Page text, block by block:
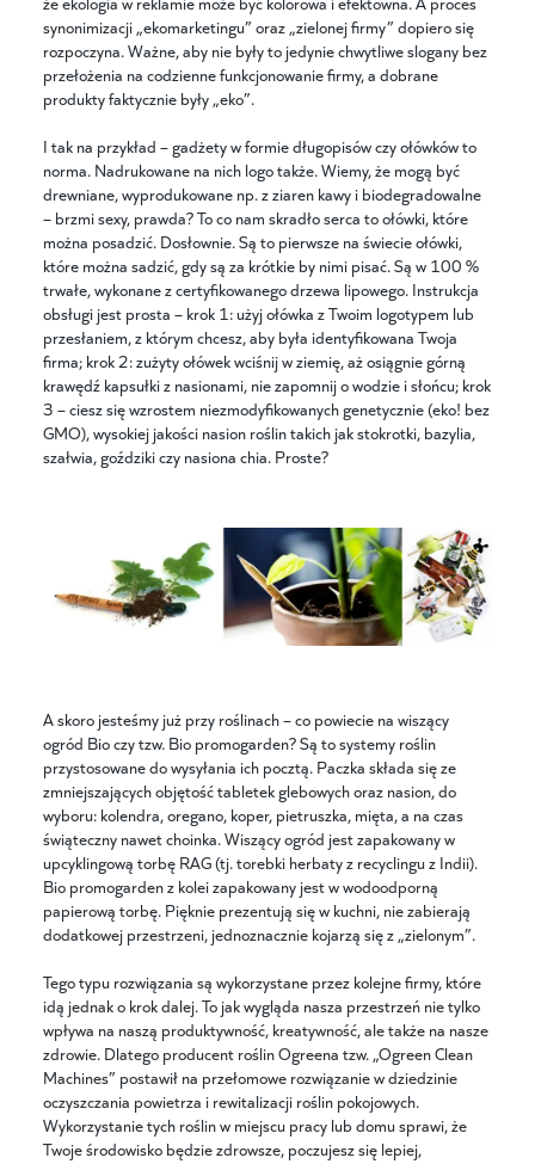
synonimizacji „ekomarketingu” oraz „zielonej firmy” dopiero się
rozpoczyna. Ważne, aby nie były to jedynie chwytliwe slogany bez
przełożenia na codzienne funkcjonowanie firmy, a dobrane
produkty faktycznie były „eko”.
I tak na przykład – gadżety w formie długopisów czy ołówków to
norma. Nadrukowane na nich logo także. Wiemy, że mogą być
drewniane, wyprodukowane np. z ziaren kawy i biodegradowalne
– brzmi sexy, prawda? To co nam skradło serca to ołówki, które
można posadzić. Dosłownie. Są to pierwsze na świecie ołówki,
które można sadzić, gdy są za krótkie by nimi pisać. Są w 100 %
trwałe, wykonane z certyfikowanego drzewa lipowego. Instrukcja
obsługi jest prosta – krok 1: użyj ołówka z Twoim logotypem lub
przesłaniem, z którym chcesz, aby była identyfikowana Twoja
firma; krok 2: zużyty ołówek wciśnij w ziemię, aż osiągnie górną
krawędź kapsułki z nasionami, nie zapomnij o wodzie i słońcu; krok
3 – ciesz się wzrostem niezmodyfikowanych genetycznie (eko! bez
GMO), wysokiej jakości nasion roślin takich jak stokrotki, bazylia,
szałwia, goździki czy nasiona chia. Proste?
A skoro jesteśmy już przy roślinach – co powiecie na wiszący
ogród Bio czy tzw. Bio promogarden? Są to systemy roślin
przystosowane do wysyłania ich pocztą. Paczka składa się ze
zmniejszających objętość tabletek glebowych oraz nasion, do
wyboru: kolendra, oregano, koper, pietruszka, mięta, a na czas
świąteczny nawet choinka. Wiszący ogród jest zapakowany w
upcyklingową torbę RAG (tj. torebki herbaty z recyclingu z Indii).
Bio promogarden z kolei zapakowany jest w wodoodporną
papierową torbę. Pięknie prezentują się w kuchni, nie zabierają
dodatkowej przestrzeni, jednoznacznie kojarzą się z „zielonym”.
Tego typu rozwiązania są wykorzystane przez kolejne firmy, które
idą jednak o krok dalej. To jak wygląda nasza przestrzeń nie tylko
wpływa na naszą produktywność, kreatywność, ale także na nasze
zdrowie. Dlatego producent roślin Ogreena tzw. „Ogreen Clean
Machines” postawił na przełomowe rozwiązanie w dziedzinie
oczyszczania powietrza i rewitalizacji roślin pokojowych.
Wykorzystanie tych roślin w miejscu pracy lub domu sprawi, że
Twoje środowisko będzie zdrowsze, poczujesz się lepiej,